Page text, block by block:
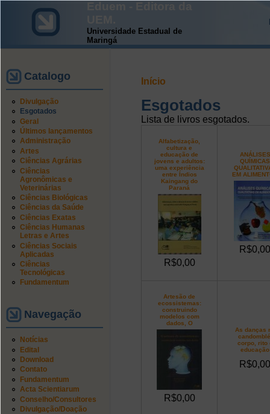
Universidade Estadual de
Maringá
Catalogo
Divulgação
Esgotados
Geral
Últimos lançamentos
Administração
Artes
Ciências Agrárias
Ciências
Agronômicas e
Veterinárias
Ciências Biológicas
Ciências da Saúde
Ciências Exatas
Ciências Humanas
Letras e Artes
Ciências Sociais
Aplicadas
Ciências
Tecnológicas
Fundamentum
Navegação
Notícias
Edital
Download
Contato
Fundamentum
Acta Scientiarum
Conselho/Consultores
Divulgação/Doação
Início
Esgotados
Lista de livros esgotados.
Alfabetização,
cultura e
educação de
jovens e adultos:
uma experiência
entre Índios
Kaingang do
Paraná
R$0,00
ANÁLISES
QUÍMICAS
EM
R$0,00
Artesão de
ecossistemas:
construindo
modelos com
dados, O
R$0,00
As danças
corpo, rito
educação
R$0,00